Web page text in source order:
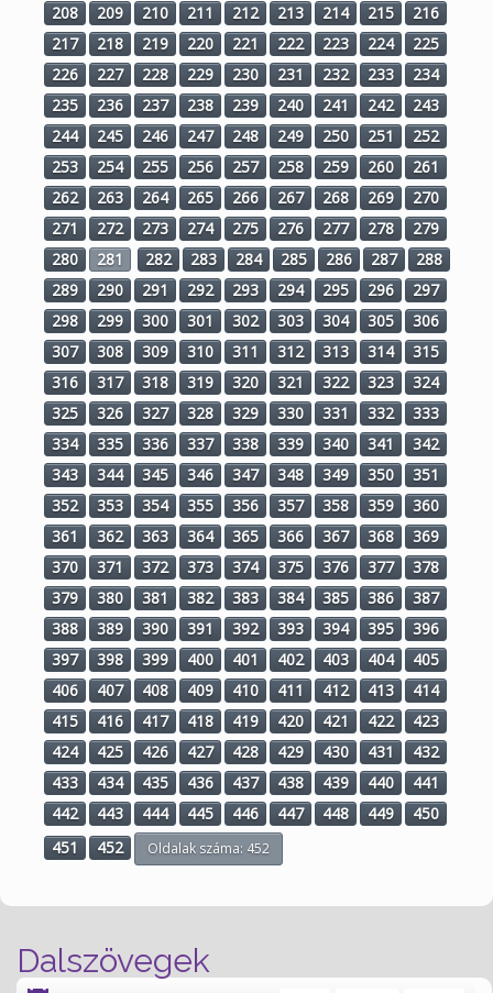
Dalszövegek
208
209 210 211 212 213 214 215
216
217
218 219 220 221 222 223 224
225
226
227 228 229 230 231 232 233
234
235
236 237 238 239 240 241 242
243
244
245 246 247 248 249 250 251
252
253
254 255 256 257 258 259 260
261
262
263 264 265 266 267 268 269
270
271
272 273 274 275 276 277 278
279
280
281 282 283 284 285 286 287
288
289
290 291 292 293 294 295 296
297
298
299 300 301 302 303 304 305
306
307
308 309 310 311 312 313 314
315
316
317 318 319 320 321 322 323
324
325
326 327 328 329 330 331 332
333
334
335 336 337 338 339 340 341
342
343
344 345 346 347 348 349 350
351
352
353 354 355 356 357 358 359
360
361
362 363 364 365 366 367 368
369
370
371 372 373 374 375 376 377
378
379
380 381 382 383 384 385 386
387
388
389 390 391 392 393 394 395
396
397
398 399 400 401 402 403 404
405
406
407 408 409 410 411 412 413
414
415
416 417 418 419 420 421 422
423
424
425 426 427 428 429 430 431
432
433
434 435 436 437 438 439 440
441
442
443 444 445 446 447 448 449
450
451
452 Oldalak száma: 452